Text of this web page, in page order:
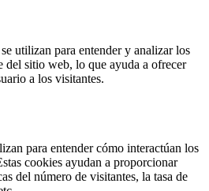
utilizan para entender y analizar los
del sitio web, lo que ayuda a ofrecer
a los visitantes.
para entender cómo interactúan los
cookies ayudan a proporcionar
del número de visitantes, la tasa de